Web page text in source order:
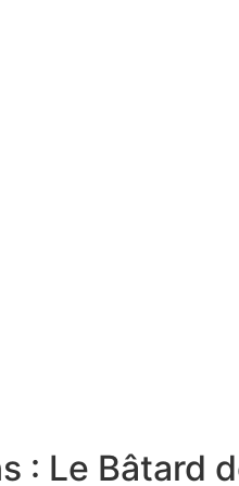
: Le Bâtard